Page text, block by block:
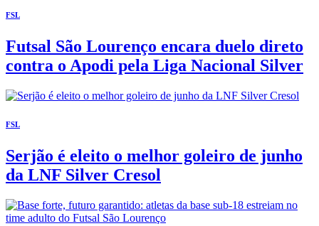
FSL
Futsal São Lourenço encara duelo direto
contra o Apodi pela Liga Nacional Silver
FSL
Serjão é eleito o melhor goleiro de junho
da LNF Silver Cresol